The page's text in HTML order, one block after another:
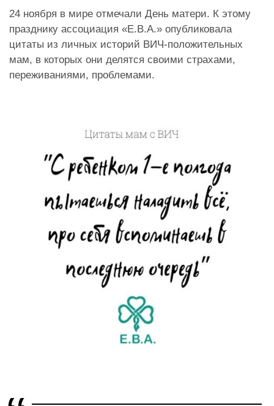
24 ноября в мире отмечали День матери. К этому
празднику ассоциация «Е.В.А.» опубликовала
цитаты из личных историй ВИЧ-положительных
мам, в которых они делятся своими страхами,
переживаниями, проблемами.